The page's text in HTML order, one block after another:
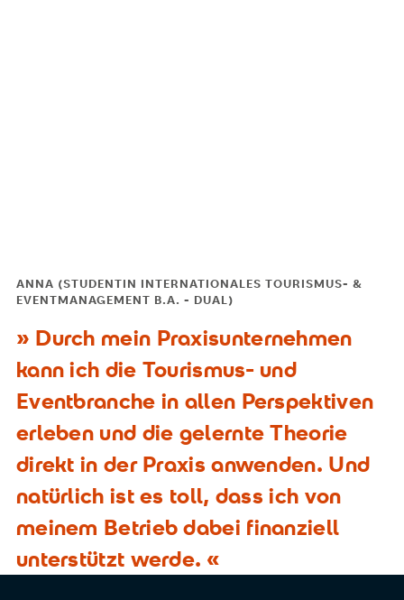
Durch mein Praxisunternehmen
kann ich die Tourismus- und
Eventbranche in allen Perspektiven
erleben und die gelernte Theorie
direkt in der Praxis anwenden. Und
natürlich ist es toll, dass ich von
meinem Betrieb dabei finanziell
unterstützt werde.
ANNA (STUDENTIN INTERNATIONALES TOURISMUS- &
EVENTMANAGEMENT B.A. - DUAL)